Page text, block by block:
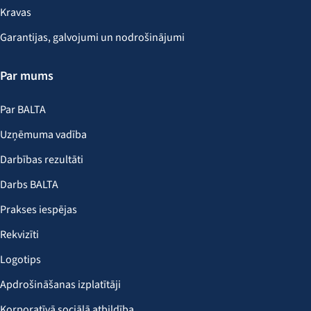
Kravas
Garantijas, galvojumi un nodrošinājumi
Par mums
Par BALTA
Uzņēmuma vadība
Darbības rezultāti
Darbs BALTA
Prakses iespējas
Rekvizīti
Logotips
Apdrošināšanas izplatītāji